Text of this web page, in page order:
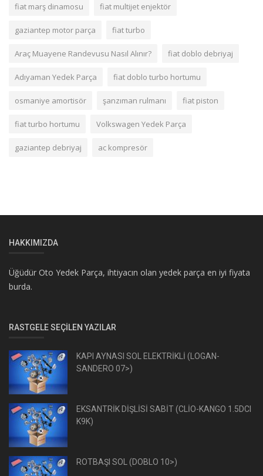
fiat marş dinamosu fiat multijet enjektör
gaziantep motor parça fiat turbo
Araç Muayene Randevusu Nasıl Alınır? fiat doblo debriyaj
Adıyaman Yedek Parça fiat doblo turbo hortumu
osmaniye amortisör şanzıman rulmanı fiat piston
fiat turbo hortumu Volkswagen Yedek Parça
gaziantep debriyaj ac kompresör
HAKKIMIZDA
Üğüdür Oto Yedek Parça, ihtiyacın olan yedek parça en iyi fiyata
burda.
RASTGELE SEÇILEN YAZILAR
KAPI AYNASI SOL ELEKTRİKLİ (LOGAN-
SANDERO 07>)
EKSANTRİK DİŞLİSİ SABİT (CLİO-KANGO 1.5DCI
K9K)
ROTBAŞI SOL (DOBLO 10>)